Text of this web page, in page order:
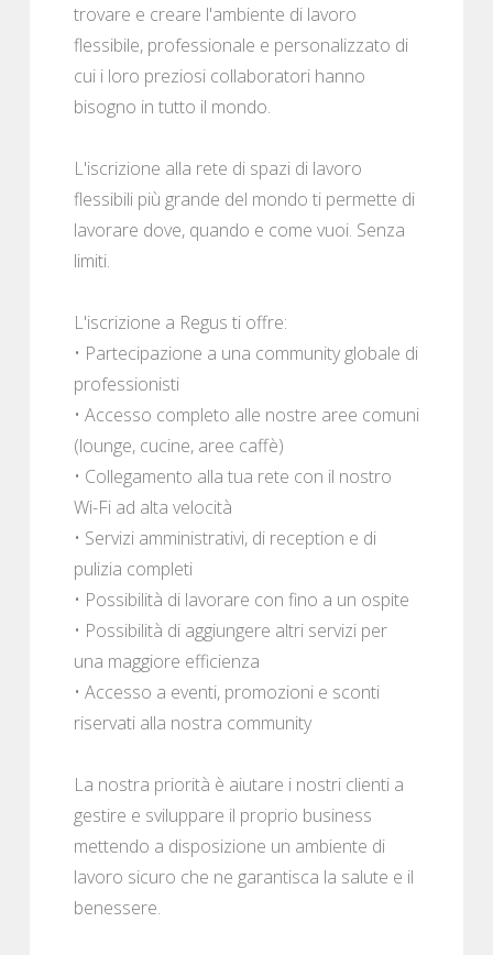
trovare e creare l'ambiente di lavoro
flessibile, professionale e personalizzato di
cui i loro preziosi collaboratori hanno
bisogno in tutto il mondo.
L'iscrizione alla rete di spazi di lavoro
flessibili più grande del mondo ti permette di
lavorare dove, quando e come vuoi. Senza
limiti.
L'iscrizione a Regus ti offre:
• Partecipazione a una community globale di
professionisti
• Accesso completo alle nostre aree comuni
(lounge, cucine, aree caffè)
• Collegamento alla tua rete con il nostro
Wi-Fi ad alta velocità
• Servizi amministrativi, di reception e di
pulizia completi
• Possibilità di lavorare con fino a un ospite
• Possibilità di aggiungere altri servizi per
una maggiore efficienza
• Accesso a eventi, promozioni e sconti
riservati alla nostra community
La nostra priorità è aiutare i nostri clienti a
gestire e sviluppare il proprio business
mettendo a disposizione un ambiente di
lavoro sicuro che ne garantisca la salute e il
benessere.